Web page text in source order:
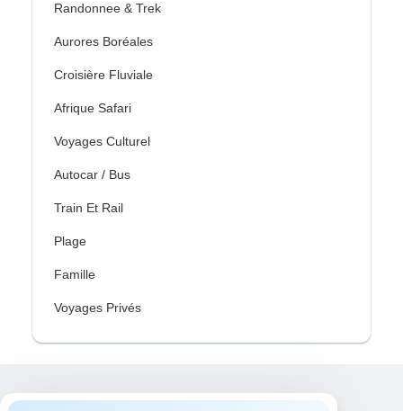
Randonnee & Trek
Aurores Boréales
Croisière Fluviale
Afrique Safari
Voyages Culturel
Autocar / Bus
Train Et Rail
Plage
Famille
Voyages Privés